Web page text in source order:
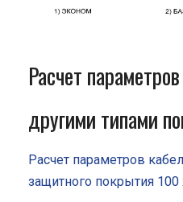
Расчет
другими типами
Расчет параметров
защитного покрытия